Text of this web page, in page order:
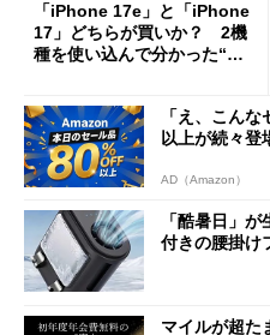
「iPhone 17e」と「iPhone
17」どちらが買いか？ 2機
種を使い込んで分かった“ス
「え、こん
以上が続々
AD（Amazon）
「酷暑日」
付きの腰掛け
マイルが超た